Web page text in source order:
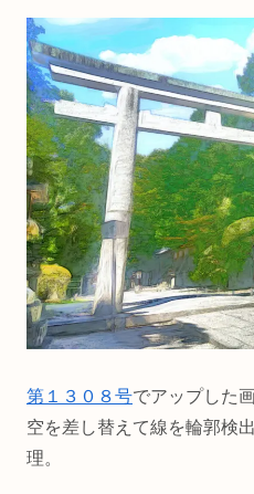
第１３０８号でアップした
空を差し替えて線を輪郭検
理。